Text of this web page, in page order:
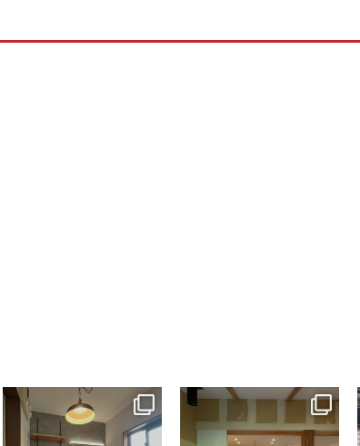
tomohouseinc
7月 13
tomohouseinc